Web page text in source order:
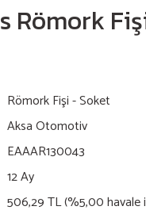
Römork
Römork Fişi - Soket
Aksa Otomotiv
EAAAR130043
12 Ay
506,29 TL (%5,00 havale